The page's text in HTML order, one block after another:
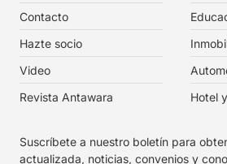
Contacto
Hazte socio
Video
Revista Antawara
Hotel
Suscríbete a nuestro boletín para
actualizada, noticias, convenios y